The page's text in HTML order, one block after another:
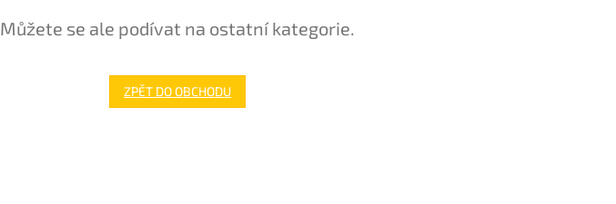
Můžete se ale podívat na ostatní kategorie.
ZPĚT DO OBCHODU